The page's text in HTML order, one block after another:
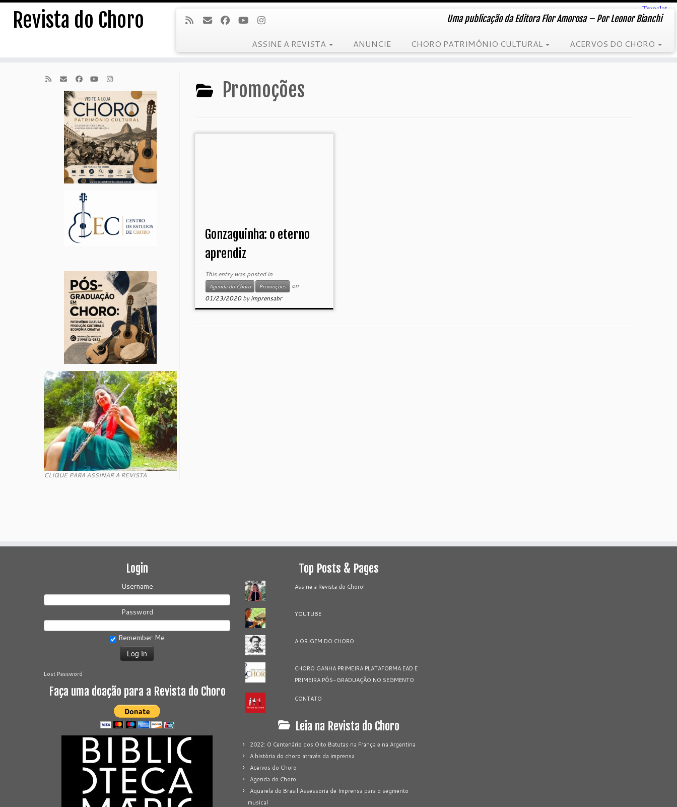
Skip
contentRevista do Choro Uma publicação da Editora Flor Amorosa – Por Leonor Bianchi
ASSINE A REVISTA ANUNCIE CHORO PATRIMÔNIO CULTURAL ACERVOS DO CHORO
CLIQUE PARA ASSINAR A REVISTA
Promoções
Gonzaguinha: o eterno
aprendiz
This entry was posted in
Agenda do Choro Promoções
on
01/23/2020 byimprensabr
Login
Username
Password
Remember Me
Lost Password
Faça uma doação para a Revista do Choro
Top Posts & Pages
Assine a Revista do Choro!
YOUTUBE
A ORIGEM DO CHORO
CHORO GANHA PRIMEIRA PLATAFORMA EAD E
PRIMEIRA PÓS-GRADUAÇÃO NO SEGMENTO
CONTATO
Leia na Revista do Choro
2022: O Centenário dos Oito Batutas na França e na Argentina
A história do choro através da imprensa
Acervos do Choro
Agenda do Choro
Aquarela do Brasil Assessoria de Imprensa para o segmento
musical